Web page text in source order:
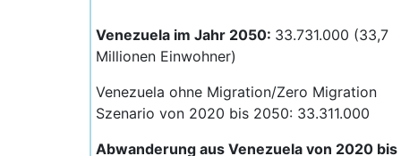
Venezuela im Jahr 2050: 33.731.000 (33,7
Millionen Einwohner)
Venezuela ohne Migration/Zero Migration
Szenario von 2020 bis 2050: 33.311.000
Abwanderung aus Venezuela von 2020 bis